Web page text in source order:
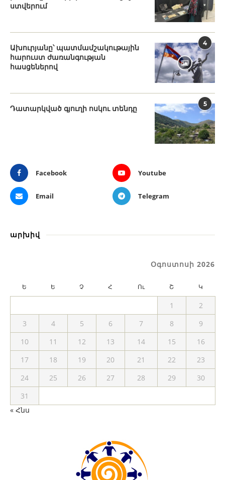
ստվերում
4
Ախուրյանը՝ պատմամշակութային
հարուստ ժառանգության
հասցեներով
5
Դատարկված գյուղի ոսկու տենդը
Facebook Youtube
Email Telegram
արխիվ
Օգոստոսի 2026
Ե Ե Չ Հ Ու Շ Կ
1
2
3
4 5 6 7 8
9
10
11 12 13 14 15
16
17
18 19 20 21 22
23
24
25 26 27 28 29
30
31
« Հնս